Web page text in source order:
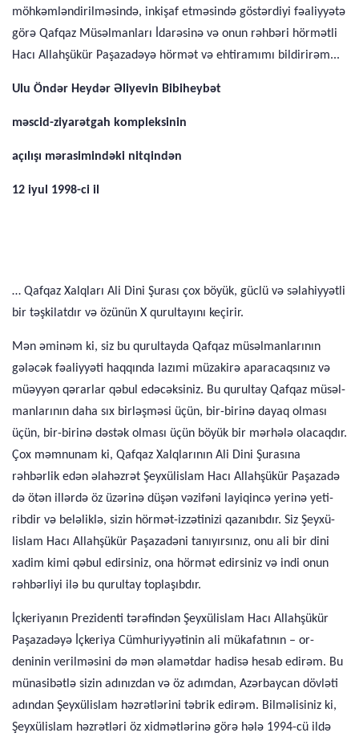
möhkəmləndirilməsində, inkişaf etməsində göstərdiyi fəaliyyətə
görə Qafqaz Müsəlmanları İdarəsinə və onun rəhbəri hörmətli
Hacı Allahşükür Paşazadəyə hörmət və ehtiramımı bildirirəm...
Ulu Öndər Heydər Əliyevin Bibiheybət
məscid-ziyarətgah kompleksinin
açılışı mərasimindəki nitqindən
12 iyul 1998-ci il
… Qafqaz Xalqları Ali Dini Şurası çox böyük, güclü və səlahiyyətli
bir təşkilatdır və özünün X qurultayını keçirir.
Mən əminəm ki, siz bu qurultayda Qafqaz müsəlmanlarının
gələcək fəaliyyəti haqqında lazımi müzakirə aparacaqsınız və
müəyyən qərarlar qəbul edəcəksiniz. Bu qurultay Qafqaz müsəl­
manlarının daha sıx birləşməsi üçün, bir-birinə dayaq olması
üçün, bir-birinə dəstək olması üçün böyük bir mərhələ olacaq­dır.
Çox məmnunam ki, Qafqaz Xalqlarının Ali Dini Şurasına
rəhbərlik edən əlahəzrət Şeyxülislam Hacı Allahşükür Paşazadə
də ötən illərdə öz üzərinə düşən vəzifəni layiqincə yerinə yeti­
ribdir və beləliklə, sizin hörmət-izzətinizi qazanıbdır. Siz Şeyxü­
lislam Hacı Allahşükür Paşazadəni tanıyırsınız, onu ali bir dini
xadim kimi qəbul edirsiniz, ona hörmət edirsiniz və indi onun
rəhbərliyi ilə bu qurultay toplaşıbdır.
İçkeriyanın Prezidenti tərəfindən Şeyxülislam Hacı Allahşü­kür
Paşazadəyə İçkeriya Cümhuriyyətinin ali mükafatının – or­
deninin verilməsini də mən əlamətdar hadisə hesab edirəm. Bu
münasibətlə sizin adınızdan və öz adımdan, Azərbaycan dövlə­ti
adından Şeyxülislam həzrətlərini təbrik edirəm. Bilməlisiniz ki,
Şeyxülislam həzrətləri öz xidmətlərinə görə hələ 1994-cü ildə